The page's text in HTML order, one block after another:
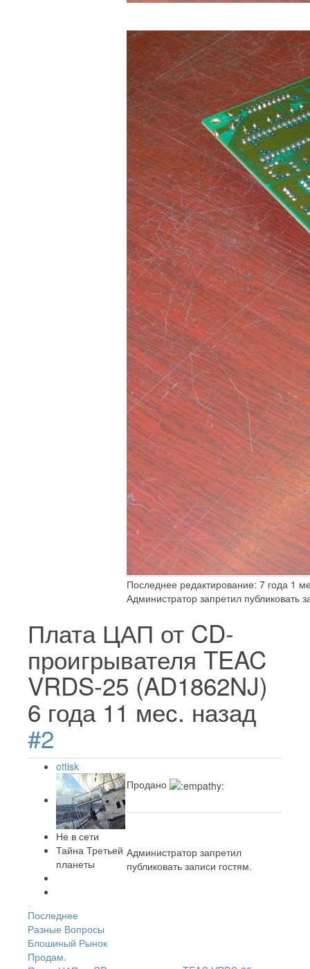
Последнее редактирование: 7 года 1
Администратор запретил публиковать
Плата ЦАП от CD-
проигрывателя TEAC
VRDS-25 (AD1862NJ)
6 года 11 мес. назад
#2
ottisk
Не в сети
Тайна Третьей
планеты
Продано
Администратор запретил
публиковать записи гостям.
Последнее
Разные Вопросы
Блошиный Рынок
Продам.